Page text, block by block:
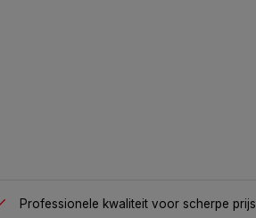
Professionele kwaliteit voor scherpe prijs